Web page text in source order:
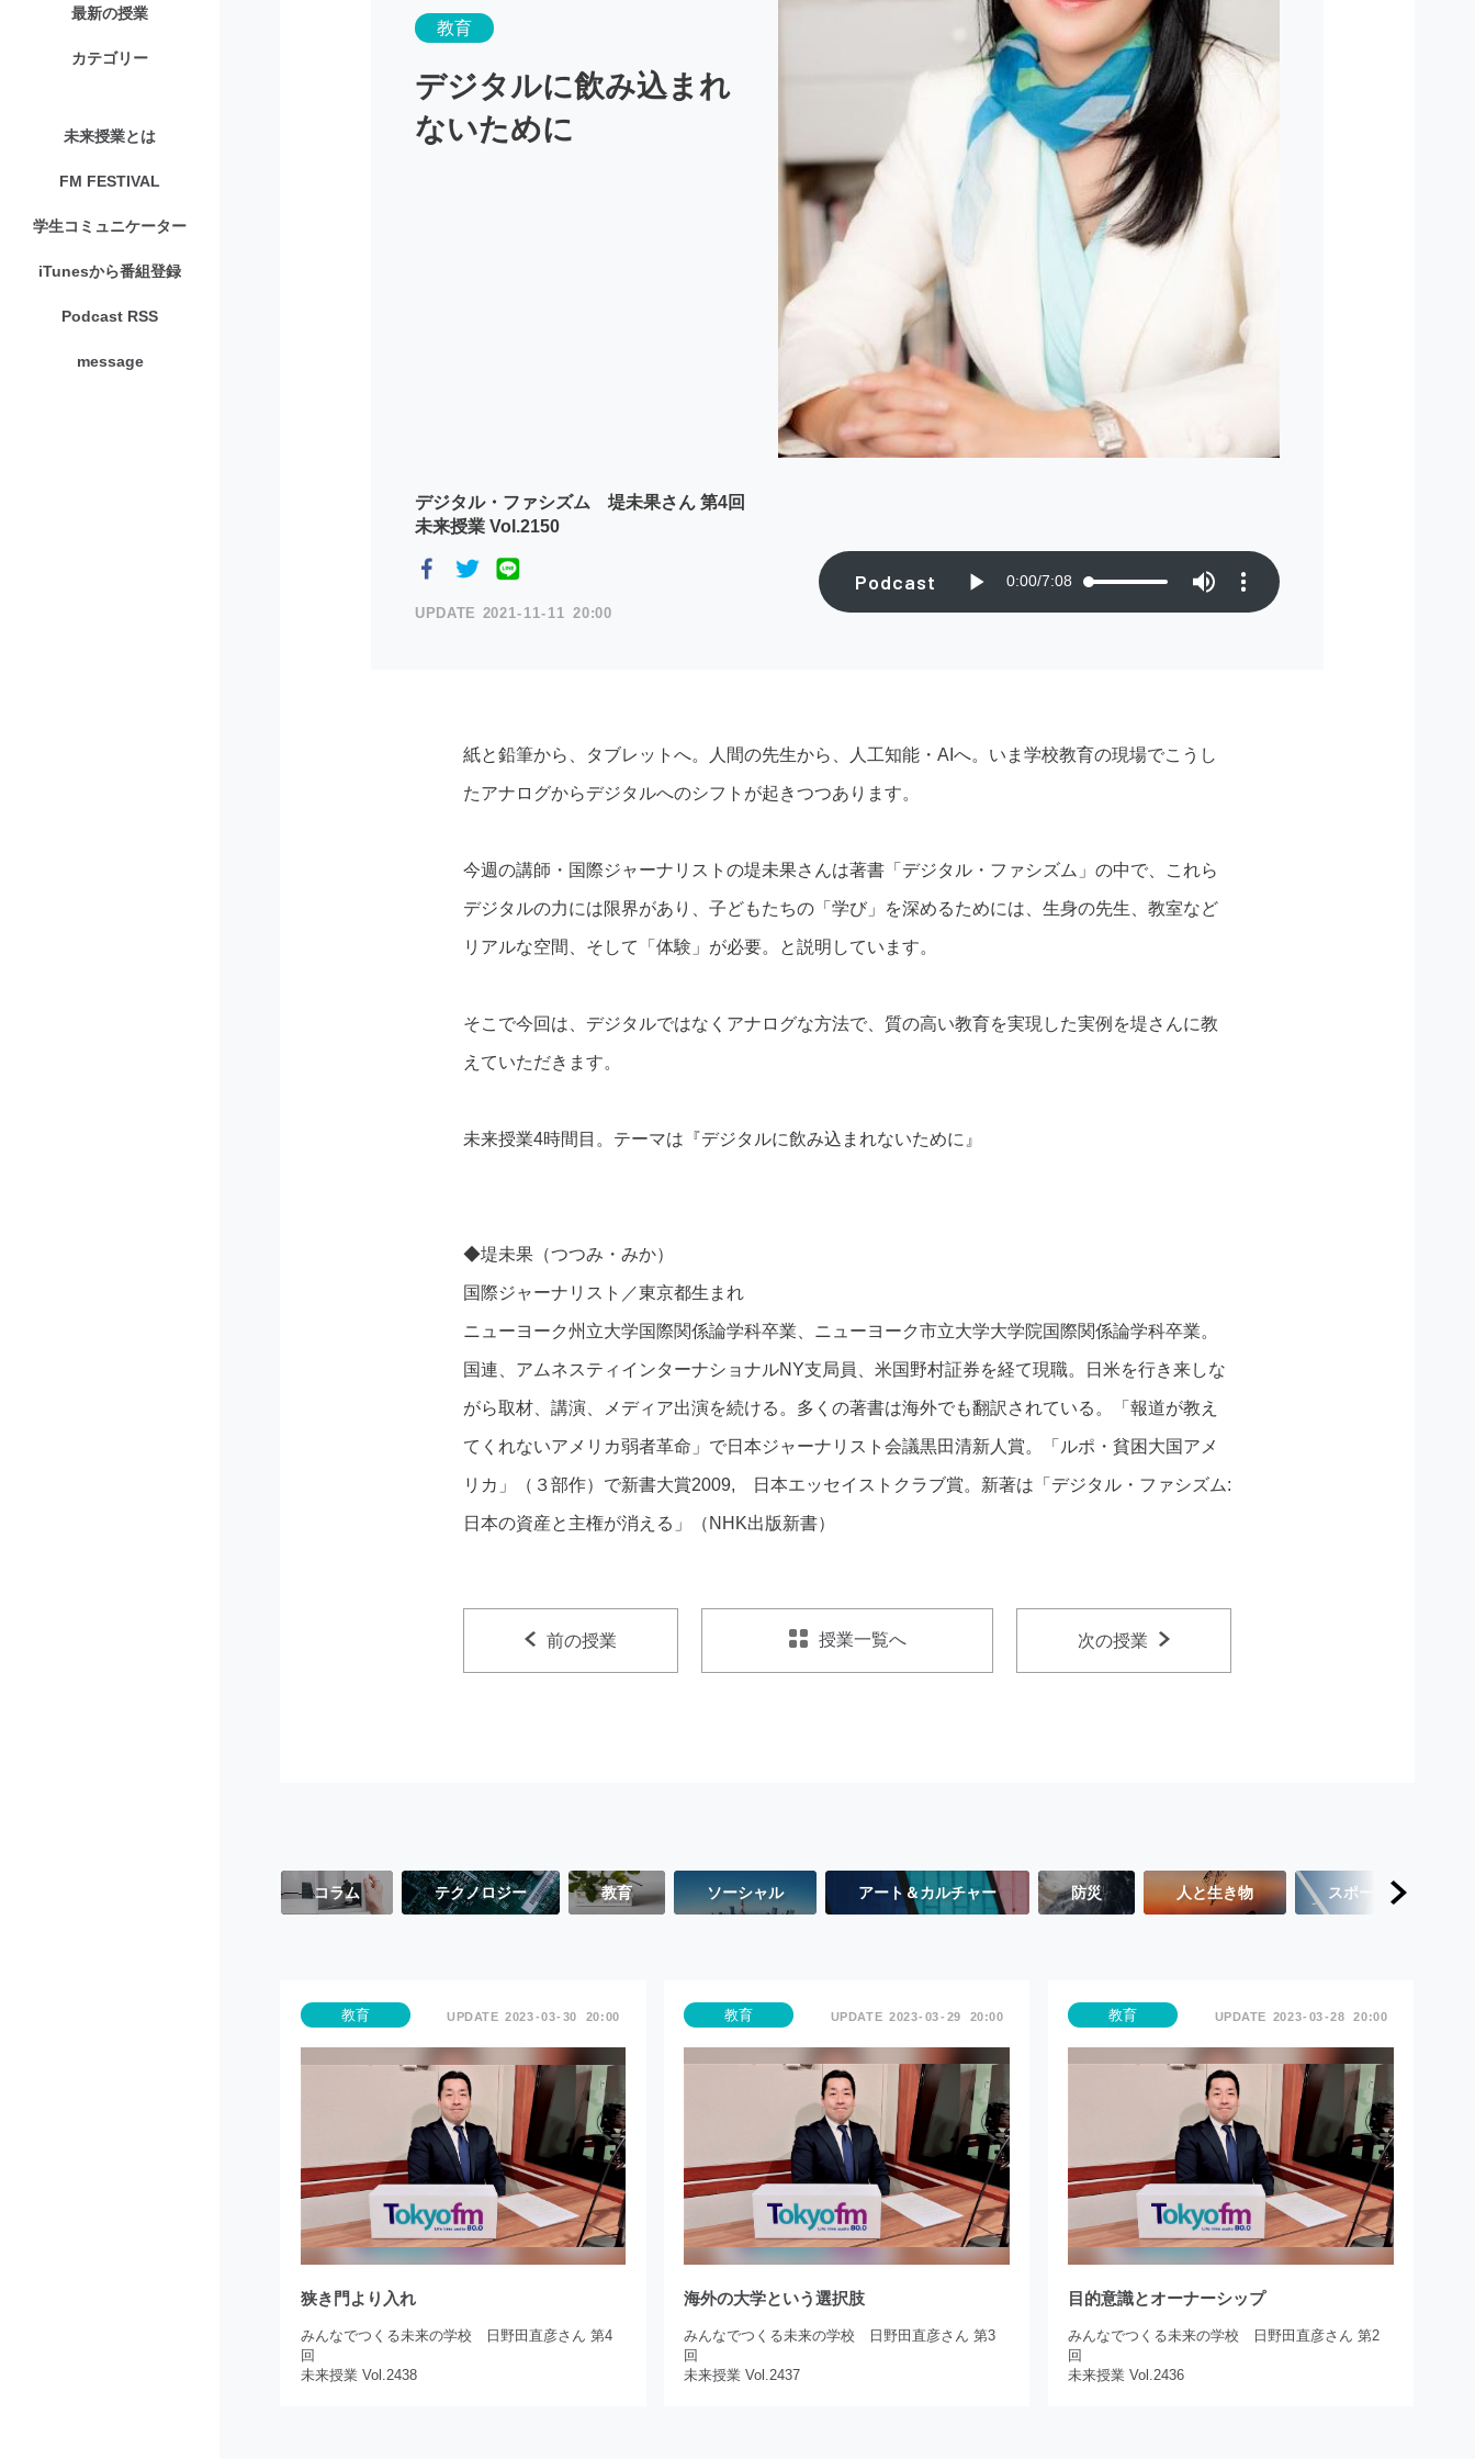
最新の授業
カテゴリー
未来授業とは
FM FESTIVAL
学生コミュニケーター
iTunesから番組登録
Podcast RSS
message
教育
デジタルに飲み込まれ
ないために
デジタル・ファシズム 堤未果さん 第4回
未来授業 Vol.2150
2021 11 11 20:00
Podcast 0:00/7:08
紙と鉛筆から、タブレットへ。人間の先生から、人工知能・AIへ。いま学校教育の現場でこうし
たアナログからデジタルへのシフトが起きつつあります。
今週の講師・国際ジャーナリストの堤未果さんは著書「デジタル・ファシズム」の中で、これら
デジタルの力には限界があり、子どもたちの「学び」を深めるためには、生身の先生、教室など
リアルな空間、そして「体験」が必要。と説明しています。
そこで今回は、デジタルではなくアナログな方法で、質の高い教育を実現した実例を堤さんに教
えていただきます。
未来授業4時間目。テーマは『デジタルに飲み込まれないために』
◆堤未果（つつみ・みか）
国際ジャーナリスト／東京都生まれ
ニューヨーク州立大学国際関係論学科卒業、ニューヨーク市立大学大学院国際関係論学科卒業。
国連、アムネスティインターナショナルNY支局員、米国野村証券を経て現職。日米を行き来しな
がら取材、講演、メディア出演を続ける。多くの著書は海外でも翻訳されている。「報道が教え
てくれないアメリカ弱者革命」で日本ジャーナリスト会議黒田清新人賞。「ルポ・貧困大国アメ
リカ」（３部作）で新書大賞2009, 日本エッセイストクラブ賞。新著は「デジタル・ファシズム:
日本の資産と主権が消える」（NHK出版新書）
前の授業 授業一覧へ 次の授業
コラム テクノロジー 教育 ソーシャル アート＆カルチャー 防災 人と生き物 スポーツ
教育 2023 03 30 20:00
狭き門より入れ
みんなでつくる未来の学校 日野田直彦さん 第4
回
未来授業 Vol.2438
教育 2023 03 29 20:00
海外の大学という選択肢
みんなでつくる未来の学校 日野田直彦さん 第3
回
未来授業 Vol.2437
教育 2023 03 28 20:00
目的意識とオーナーシップ
みんなでつくる未来の学校 日野田直彦さん 第2
回
未来授業 Vol.2436